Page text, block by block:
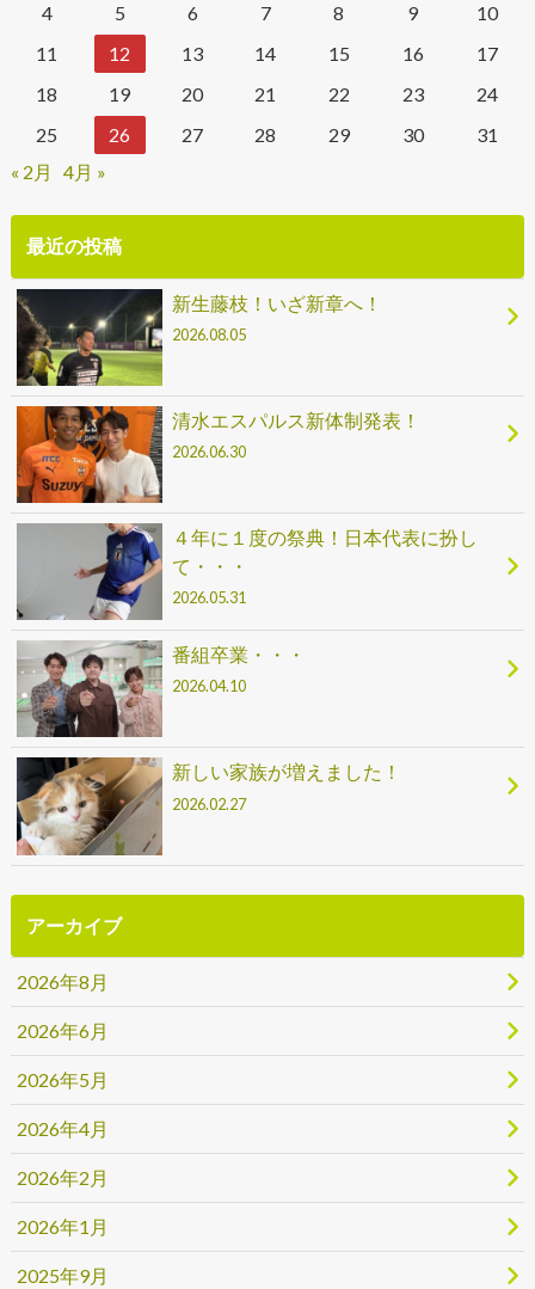
4
5 6 7 8 9
10
11
12 13 14 15 16
17
18
19 20 21 22 23
24
25
26 27 28 29 30
31
« 2月
4月 »
最近の投稿
新生藤枝！いざ新章へ！
2026.08.05
清水エスパルス新体制発表！
2026.06.30
４年に１度の祭典！日本代表に扮し
て・・・
2026.05.31
番組卒業・・・
2026.04.10
新しい家族が増えました！
2026.02.27
アーカイブ
2026年8月
2026年6月
2026年5月
2026年4月
2026年2月
2026年1月
2025年9月